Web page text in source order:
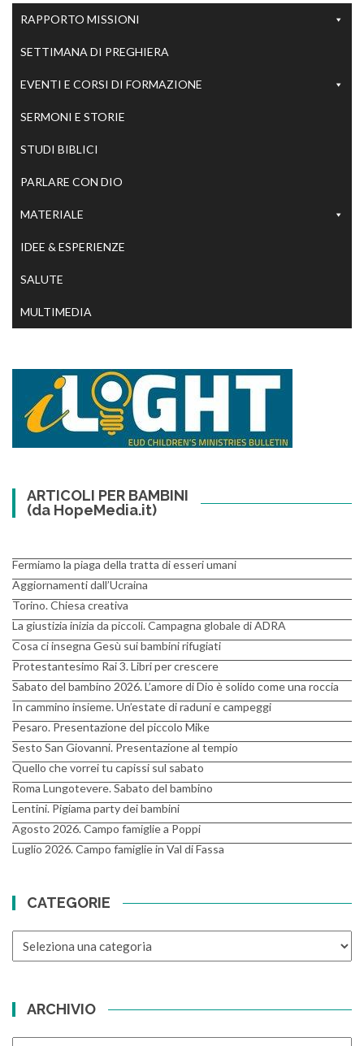
RAPPORTO MISSIONI
SETTIMANA DI PREGHIERA
EVENTI E CORSI DI FORMAZIONE
SERMONI E STORIE
STUDI BIBLICI
PARLARE CON DIO
MATERIALE
IDEE & ESPERIENZE
SALUTE
MULTIMEDIA
ARTICOLI PER BAMBINI
(da HopeMedia.it)
Fermiamo la piaga della tratta di esseri umani
Aggiornamenti dall’Ucraina
Torino. Chiesa creativa
La giustizia inizia da piccoli. Campagna globale di ADRA
Cosa ci insegna Gesù sui bambini rifugiati
Protestantesimo Rai 3. Libri per crescere
Sabato del bambino 2026. L’amore di Dio è solido come una roccia
In cammino insieme. Un’estate di raduni e campeggi
Pesaro. Presentazione del piccolo Mike
Sesto San Giovanni. Presentazione al tempio
Quello che vorrei tu capissi sul sabato
Roma Lungotevere. Sabato del bambino
Lentini. Pigiama party dei bambini
Agosto 2026. Campo famiglie a Poppi
Luglio 2026. Campo famiglie in Val di Fassa
CATEGORIE
ARCHIVIO